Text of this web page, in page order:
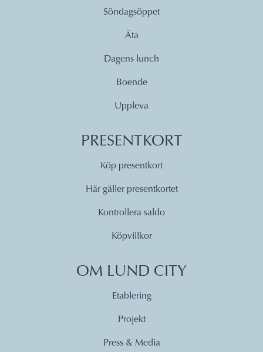
Söndagsöppet
Äta
Dagens lunch
Boende
Uppleva
PRESENTKORT
Köp presentkort
Här gäller presentkortet
Kontrollera saldo
Köpvillkor
OM LUND CITY
Etablering
Projekt
Press & Media